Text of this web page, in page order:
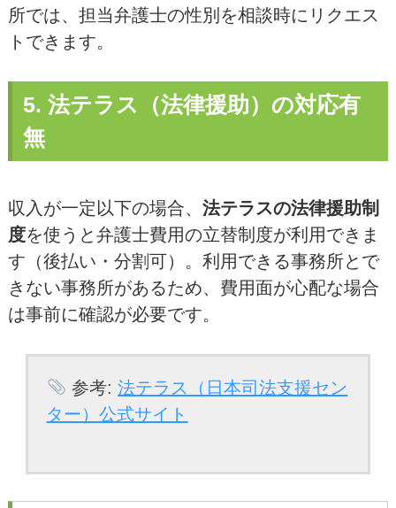
所では、担当弁護士の性別を相談時にリクエス
トできます。
5. 法テラス（法律援助）の対応有
無
収入が一定以下の場合、法テラスの法律援助制
度を使うと弁護士費用の立替制度が利用できま
す（後払い・分割可）。利用できる事務所とで
きない事務所があるため、費用面が心配な場合
は事前に確認が必要です。
参考:法テラス（日本司法支援セン
ター）公式サイト